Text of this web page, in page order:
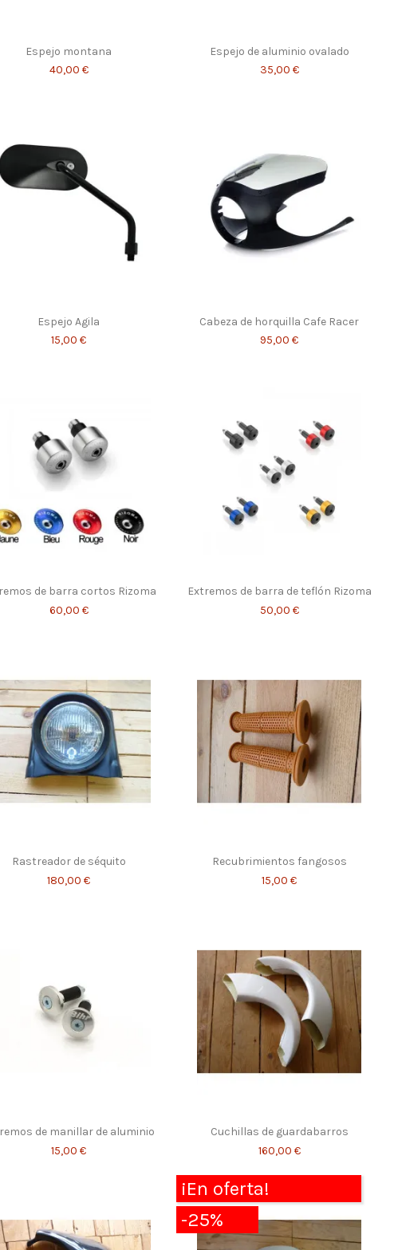
Espejo montana
40,00 €
Espejo de aluminio ovalado
35,00 €
Espejo Agila
15,00 €
Cabeza de horquilla Cafe Racer
95,00 €
de barra cortos Rizoma
60,00 €
Extremos de barra de teflón Rizoma
50,00 €
Rastreador de séquito
180,00 €
Recubrimientos fangosos
15,00 €
de manillar de aluminio
15,00 €
Cuchillas de guardabarros
160,00 €
¡En oferta!
-25%